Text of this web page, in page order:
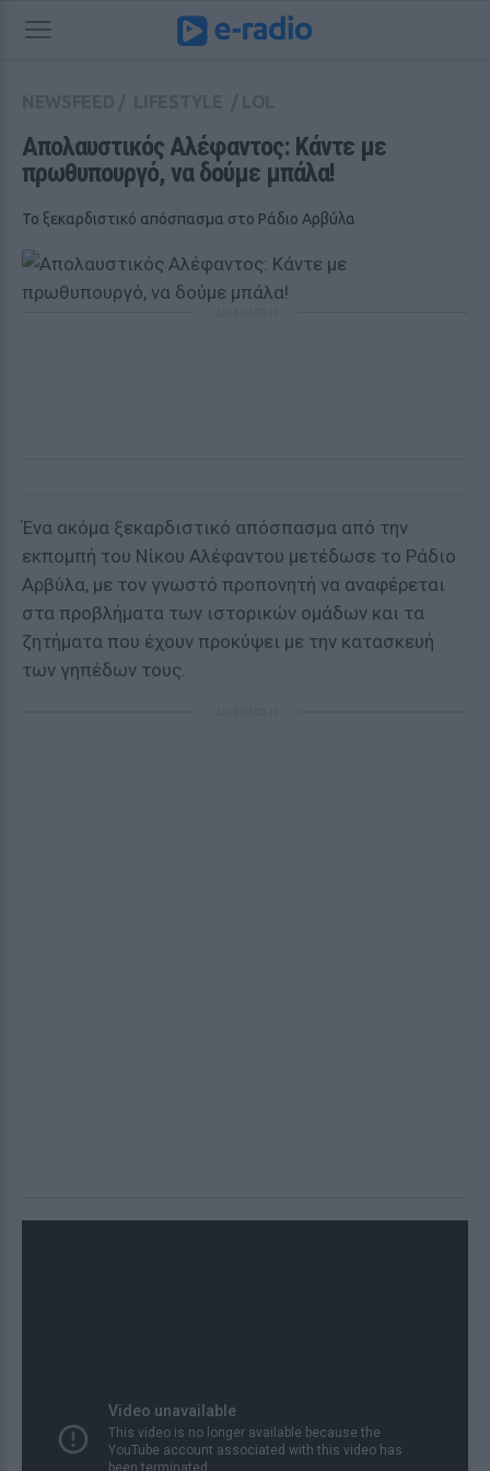
Απολαυστικός Αλέφαντος: Κάντε με
πρωθυπουργό, να δούμε μπάλα!
Το ξεκαρδιστικό απόσπασμα στο Ράδιο Αρβύλα
Ένα ακόμα ξεκαρδιστικό απόσπασμα από την
εκπομπή του Νίκου Αλέφαντου μετέδωσε το Ράδιο
Αρβύλα, με τον γνωστό προπονητή να αναφέρεται
στα προβλήματα των ιστορικών ομάδων και τα
ζητήματα που έχουν προκύψει με την κατασκευή
των γηπέδων τους.